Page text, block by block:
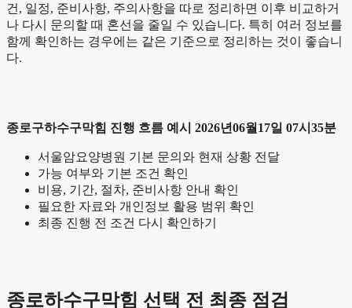
건, 일정, 준비사항, 주의사항을 따로 정리하면 이후 비교하거
나 다시 문의할 때 혼선을 줄일 수 있습니다. 특히 여러 정보를
함께 확인하는 경우에는 같은 기준으로 정리하는 것이 좋습니
다.
종로구하수구막힘 진행 흐름 예시 2026년06월17일 07시35분
서울암요양병원 기본 문의와 현재 상황 전달
가능 여부와 기본 조건 확인
비용, 기간, 절차, 준비사항 안내 확인
필요한 자료와 개인정보 활용 범위 확인
최종 진행 전 조건 다시 확인하기
종로하수구막힘 선택 전 최종 점검